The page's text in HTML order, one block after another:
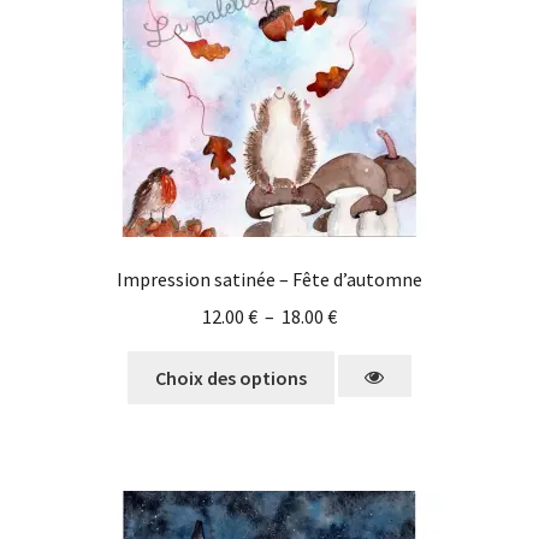
Impression satinée – Fête d’automne
12.00 € – 18.00 €
Choix des options